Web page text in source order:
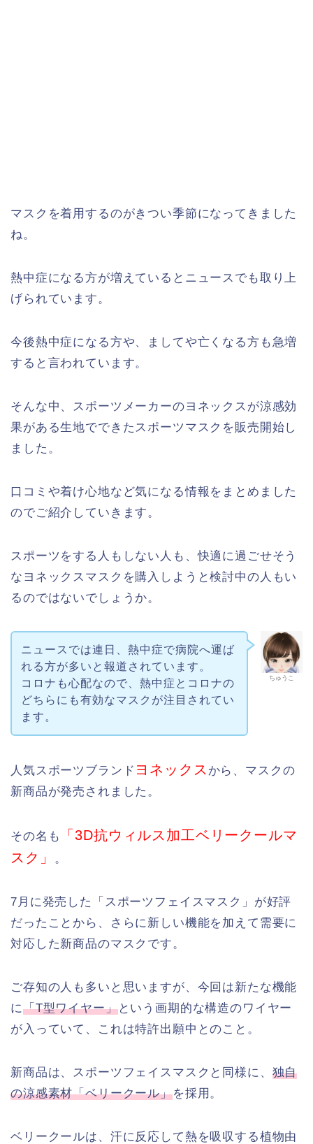
マスクを着用するのがきつい季節になってきました
ね。
熱中症になる方が増えているとニュースでも取り上
げられています。
今後熱中症になる方や、ましてや亡くなる方も急増
すると言われています。
そんな中、スポーツメーカーのヨネックスが涼感効
果がある生地でできたスポーツマスクを販売開始し
ました。
口コミや着け心地など気になる情報をまとめました
のでご紹介していきます。
スポーツをする人もしない人も、快適に過ごせそう
なヨネックスマスクを購入しようと検討中の人もい
るのではないでしょうか。
ちゅうこ
ニュースでは連日、熱中症で病院へ運ば
れる方が多いと報道されています。
コロナも心配なので、熱中症とコロナの
どちらにも有効なマスクが注目されてい
ます。
人気スポーツブランド ヨネックス から、マスクの
新商品が発売されました。
その名も
「3D抗ウィルス加工ベリークールマ
スク」
。
7月に発売した「スポーツフェイスマスク」が好評
だったことから、さらに新しい機能を加えて需要に
対応した新商品のマスクです。
ご存知の人も多いと思いますが、今回は新たな機能
に「T型ワイヤー」という画期的な構造のワイヤー
が入っていて、これは特許出願中とのこと。
新商品は、スポーツフェイスマスクと同様に、 独自
の涼感素材「ベリークール」を採用。
ベリークールは、汗に反応して熱を吸収する植物由